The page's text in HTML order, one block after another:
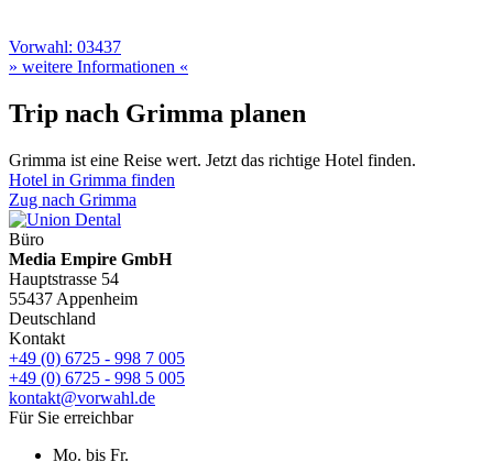
Vorwahl: 03437
» weitere Informationen «
Trip nach Grimma planen
Grimma ist eine Reise wert. Jetzt das richtige Hotel finden.
Hotel in Grimma finden
Zug nach Grimma
Büro
Media Empire GmbH
Hauptstrasse 54
55437 Appenheim
Deutschland
Kontakt
+49 (0) 6725 - 998 7 005
+49 (0) 6725 - 998 5 005
kontakt@vorwahl.de
Für Sie erreichbar
Mo. bis Fr.